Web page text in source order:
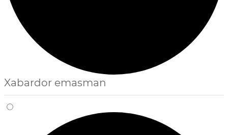
Xabardor emasman